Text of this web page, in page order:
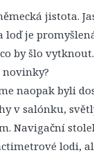
jistota.
je
by šlo
novinky?
naopak byli
v salónku,
Navigační
lodi,